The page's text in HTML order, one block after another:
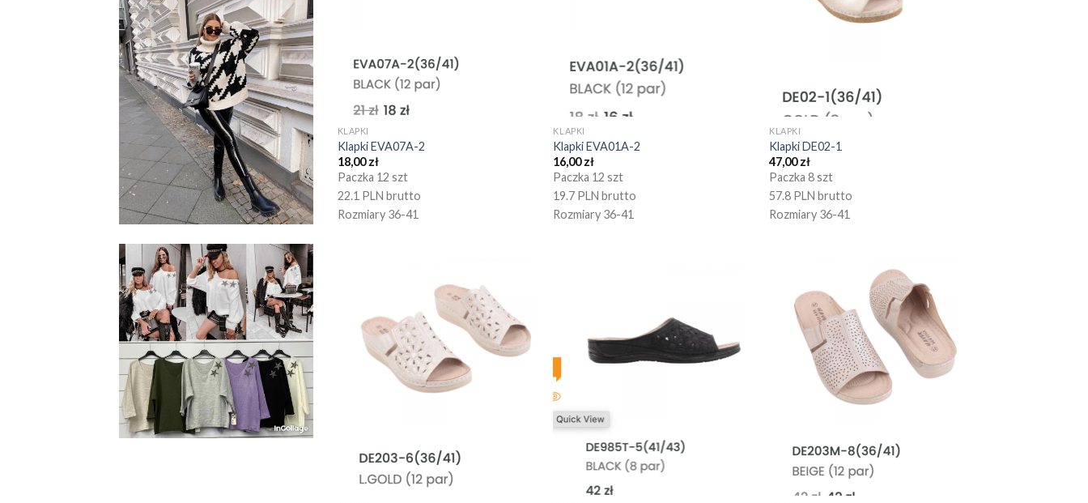
KLAPKI
Klapki EVA07A-2
18,00zł
Paczka 12 szt
22.1 PLN brutto
Rozmiary 36-41
KLAPKI
Klapki EVA01A-2
16,00zł
Paczka 12 szt
19.7 PLN brutto
Rozmiary 36-41
KLAPKI
Klapki DE02-1
47,00zł
Paczka 8 szt
57.8 PLN brutto
Rozmiary 36-41